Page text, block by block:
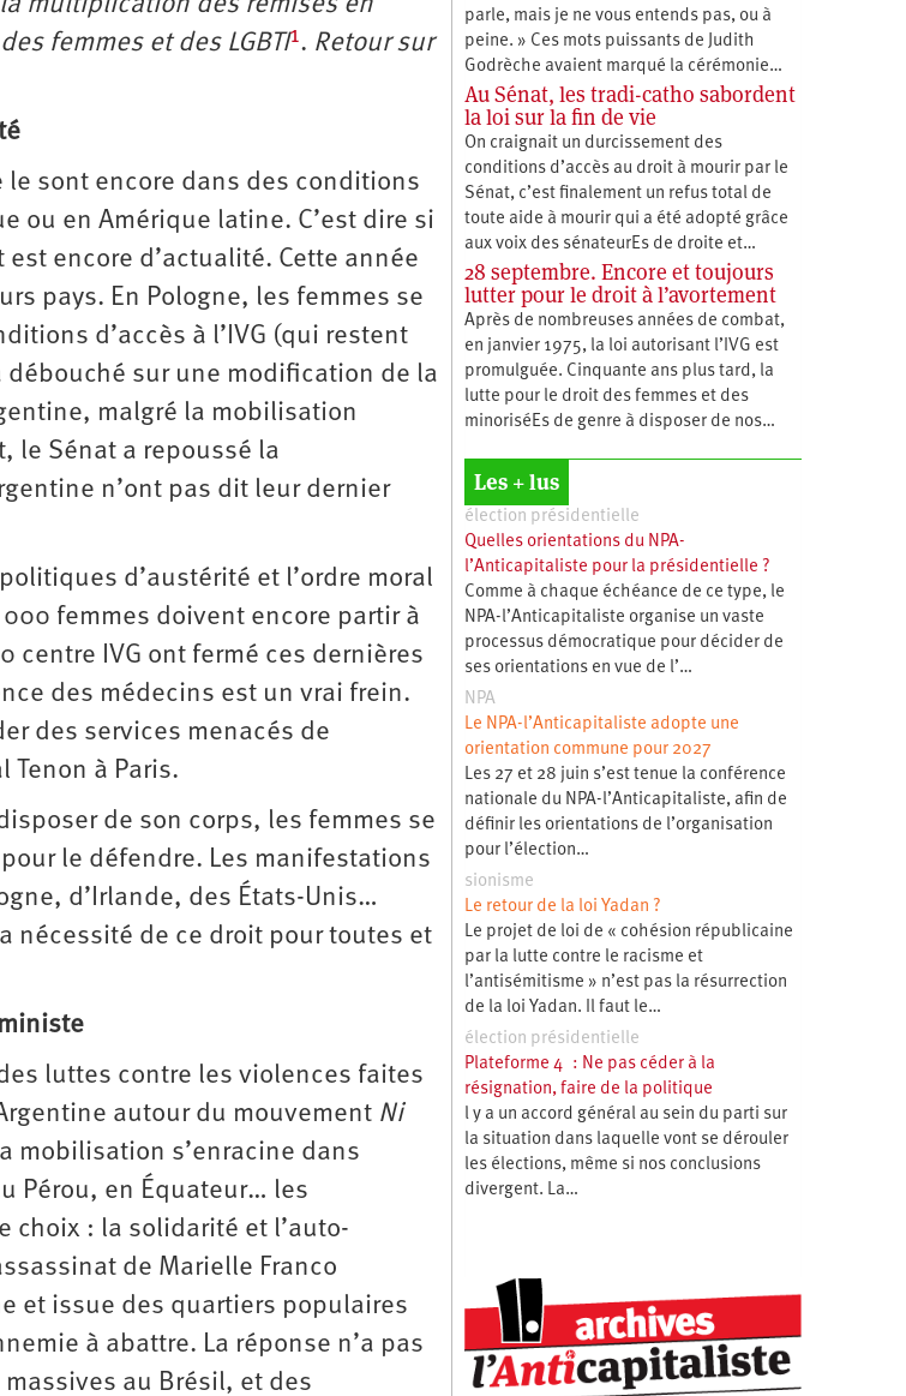
femmes et des LGBTI1. Retour sur
sont encore dans des conditions
ou en Amérique latine. C’est dire si
encore d’actualité. Cette année
pays. En Pologne, les femmes se
d’accès à l’IVG (qui restent
sur une modification de la
malgré la mobilisation
le Sénat a repoussé la
n’ont pas dit leur dernier
d’austérité et l’ordre moral
femmes doivent encore partir à
centre IVG ont fermé ces dernières
des médecins est un vrai frein.
des services menacés de
Tenon à Paris.
de son corps, les femmes se
le défendre. Les manifestations
d’Irlande, des États-Unis…
nécessité de ce droit pour toutes et
luttes contre les violences faites
autour du mouvement Ni
mobilisation s’enracine dans
Pérou, en Équateur… les
choix : la solidarité et l’auto-
de Marielle Franco
et issue des quartiers populaires
à abattre. La réponse n’a pas
au Brésil, et des
parle, mais je ne vous entends pas, ou à
peine. » Ces mots puissants de Judith
Godrèche avaient marqué la cérémonie…
Au Sénat, les tradi-catho sabordent
la loi sur la fin de vie
On craignait un durcissement des
conditions d’accès au droit à mourir par le
Sénat, c’est finalement un refus total de
toute aide à mourir qui a été adopté grâce
aux voix des sénateurEs de droite et…
28 septembre. Encore et toujours
lutter pour le droit à l’avortement
Après de nombreuses années de combat,
en janvier 1975, la loi autorisant l’IVG est
promulguée. Cinquante ans plus tard, la
lutte pour le droit des femmes et des
minoriséEs de genre à disposer de nos…
Les + lus
élection présidentielle
Quelles orientations du NPA-
l’Anticapitaliste pour la présidentielle ?
Comme à chaque échéance de ce type, le
NPA-l’Anticapitaliste organise un vaste
processus démocratique pour décider de
ses orientations en vue de l’…
NPA
Le NPA-l’Anticapitaliste adopte une
orientation commune pour 2027
Les 27 et 28 juin s’est tenue la conférence
nationale du NPA-l’Anticapitaliste, afin de
définir les orientations de l’organisation
pour l’élection…
sionisme
Le retour de la loi Yadan ?
Le projet de loi de « cohésion républicaine
par la lutte contre le racisme et
l’antisémitisme » n’est pas la résurrection
de la loi Yadan. Il faut le…
élection présidentielle
Plateforme 4 : Ne pas céder à la
résignation, faire de la politique
l y a un accord général au sein du parti sur
la situation dans laquelle vont se dérouler
les élections, même si nos conclusions
divergent. La…